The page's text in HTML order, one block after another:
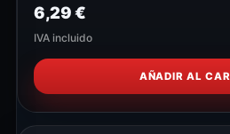
6,29€
IVA incluido
AÑADIR AL